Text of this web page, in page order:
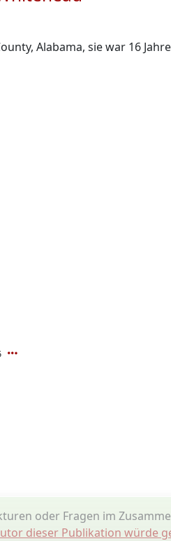
Alabama, sie war 16
oder Fragen im
dieser Publikation würde